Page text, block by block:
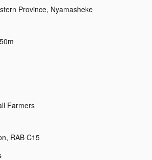
Province, Nyamasheke
Farmers
RAB C15